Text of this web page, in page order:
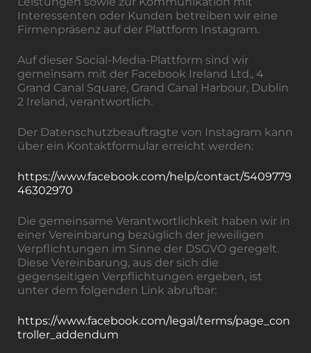
Interessenten oder Kunden betreiben wir eine
Firmenpräsenz auf der Plattform Instagram.
Auf dieser Social-Media-Plattform sind wir
gemeinsam mit der Facebook Ireland Ltd., 4
Grand Canal Square, Grand Canal Harbour, Dublin
2 Ireland, verantwortlich.
Der Datenschutzbeauftragte von Instagram kann
über ein Kontaktformular erreicht werden:
https://www.facebook.com/help/contact/5409779
46302970
Die gemeinsame Verantwortlichkeit haben wir in
einer Vereinbarung bezüglich der jeweiligen
Verpflichtungen im Sinne der DSGVO geregelt.
Diese Vereinbarung, aus der sich die
gegenseitigen Verpflichtungen ergeben, ist
unter dem folgenden Link abrufbar:
https://www.facebook.com/legal/terms/page_con
troller_addendum